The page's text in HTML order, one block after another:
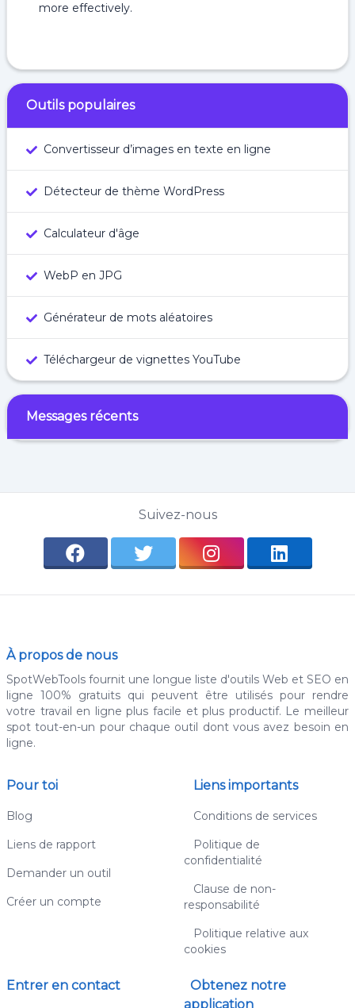
more effectively.
Outils populaires
Convertisseur d’images en texte en ligne
Détecteur de thème WordPress
Calculateur d'âge
WebP en JPG
Générateur de mots aléatoires
Téléchargeur de vignettes YouTube
Messages récents
Suivez-nous
À propos de nous
SpotWebTools fournit une longue liste d'outils Web et SEO en
ligne 100% gratuits qui peuvent être utilisés pour rendre
votre travail en ligne plus facile et plus productif. Le meilleur
spot tout-en-un pour chaque outil dont vous avez besoin en
ligne.
Pour toi
Blog
Liens de rapport
Demander un outil
Créer un compte
Liens importants
Conditions de services
Politique de
confidentialité
Clause de non-
responsabilité
Politique relative aux
cookies
Entrer en contact
Obtenez notre
application